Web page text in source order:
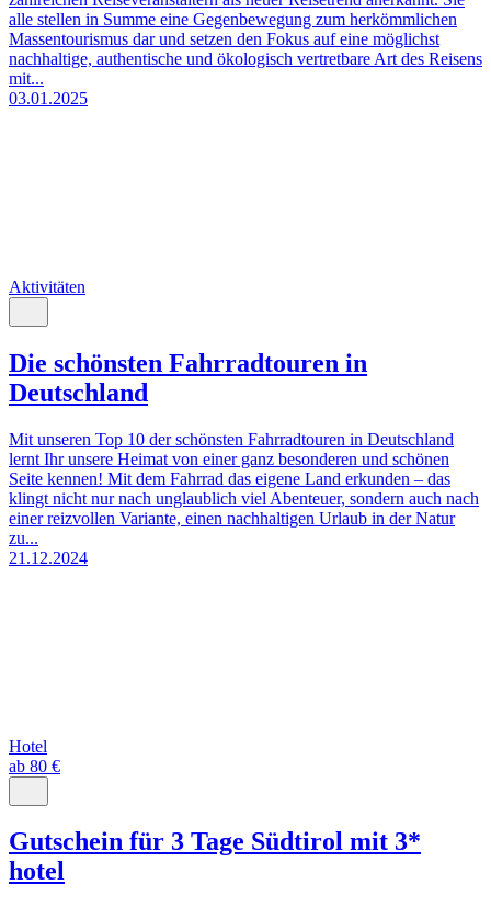
alle stellen in Summe eine Gegenbewegung zum herkömmlichen
Massentourismus dar und setzen den Fokus auf eine möglichst
nachhaltige, authentische und ökologisch vertretbare Art des Reisens
mit...
03.01.2025
Aktivitäten
Die schönsten Fahrradtouren in
Deutschland
Mit unseren Top 10 der schönsten Fahrradtouren in Deutschland
lernt Ihr unsere Heimat von einer ganz besonderen und schönen
Seite kennen! Mit dem Fahrrad das eigene Land erkunden – das
klingt nicht nur nach unglaublich viel Abenteuer, sondern auch nach
einer reizvollen Variante, einen nachhaltigen Urlaub in der Natur
zu...
21.12.2024
Hotel
ab 80 €
Gutschein für 3 Tage Südtirol mit 3*
hotel